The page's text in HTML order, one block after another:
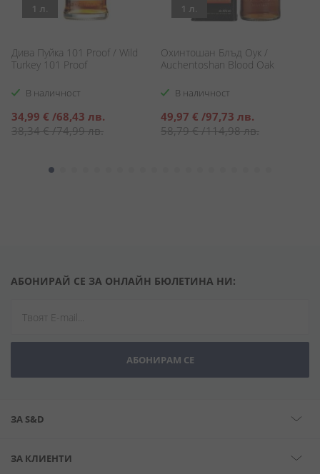
1 л.
Дива Пуйка 101 Proof / Wild
Turkey 101 Proof
В наличност
Специална
цена
34,99 € /68,43 лв.
38,34 €/74,99 лв.
1 л.
Охинтошан Блъд Оук /
Auchentoshan Blood Oak
В наличност
Специална
цена
49,97 € /97,73 лв.
58,79 €/114,98 лв.
АБОНИРАЙ СЕ ЗА ОНЛАЙН БЮЛЕТИНА НИ:
АБОНИРАМ СЕ
ЗА S&D
ЗА КЛИЕНТИ